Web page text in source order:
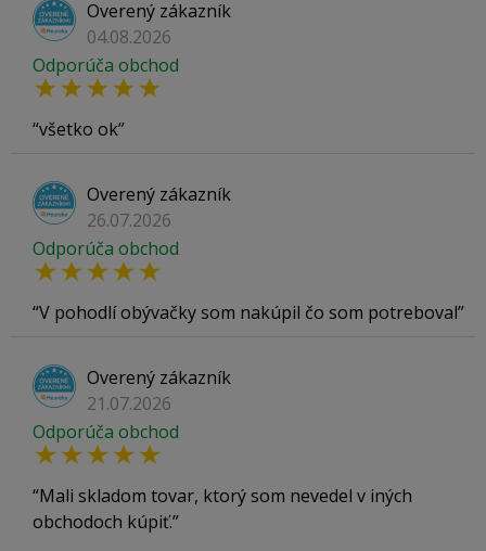
Overený zákazník
04.08.2026
Odporúča obchod
všetko ok
Overený zákazník
26.07.2026
Odporúča obchod
V pohodlí obývačky som nakúpil čo som potreboval
Overený zákazník
21.07.2026
Odporúča obchod
Mali skladom tovar, ktorý som nevedel v iných
obchodoch kúpiť.